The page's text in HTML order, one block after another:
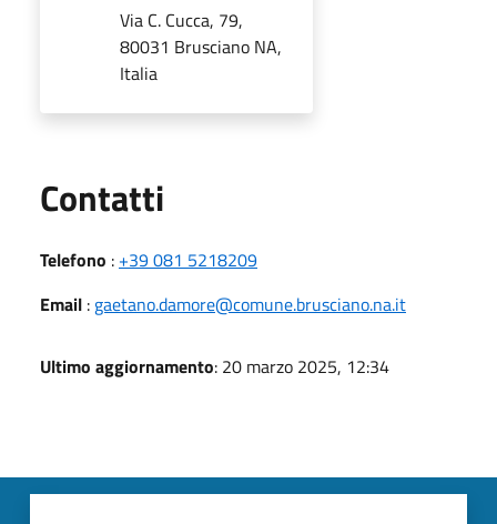
Via C. Cucca, 79,
80031 Brusciano NA,
Italia
Contatti
Telefono : +39 081 5218209
Email : gaetano.damore@comune.brusciano.na.it
Ultimo aggiornamento: 20 marzo 2025, 12:34